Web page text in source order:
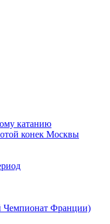
катанию
конек Москвы
Чемпионат Франции)